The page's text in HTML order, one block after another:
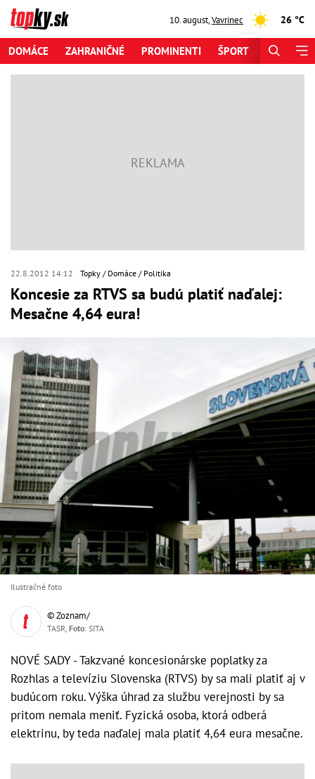
10. august,Vavrinec 26 °C
DOMÁCE ZAHRANIČNÉ PROMINENTI ŠPORT
22.8.2012 14:12 Topky Domáce Politika
Koncesie za RTVS sa budú platiť naďalej:
Mesačne 4,64 eura!
Ilustračné foto
© Zoznam/
TASR, Foto: SITA
NOVÉ SADY - Takzvané koncesionárske poplatky za
Rozhlas a televíziu Slovenska (RTVS) by sa mali platiť aj v
budúcom roku. Výška úhrad za službu verejnosti by sa
pritom nemala meniť. Fyzická osoba, ktorá odberá
elektrinu, by teda naďalej mala platiť 4,64 eura mesačne.